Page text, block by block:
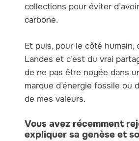
collections pour éviter
carbone.
Et puis, pour le côté
Landes et c’est du vrai
de ne pas être noyée dans
marque d’énergie fossile
de mes valeurs.
Vous avez récemment
expliquer sa genèse et